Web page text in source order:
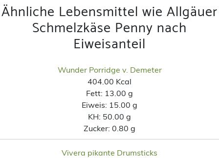
Ähnliche Lebensmittel wie Allgäuer
Schmelzkäse Penny nach
Eiweisanteil
Wunder Porridge v. Demeter
404.00 Kcal
Fett: 13.00 g
Eiweis: 15.00 g
KH: 50.00 g
Zucker: 0.80 g
Vivera pikante Drumsticks